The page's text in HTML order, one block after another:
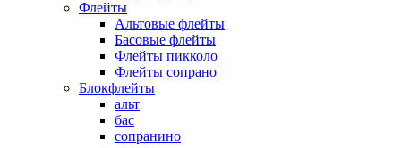
Флейты
Альтовые флейты
Басовые флейты
Флейты пикколо
Флейты сопрано
Блокфлейты
альт
бас
сопранино